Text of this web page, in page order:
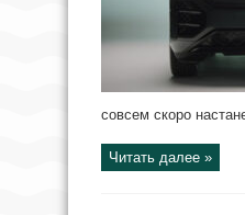
совсем скоро
Читать далее »